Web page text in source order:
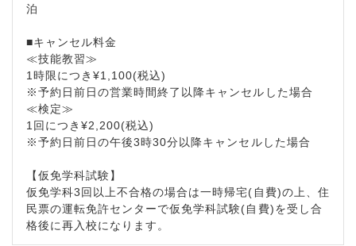
泊
■キャンセル料金
≪技能教習≫
1時限につき¥1,100(税込)
※予約日前日の営業時間終了以降キャンセルした場合
≪検定≫
1回につき¥2,200(税込)
※予約日前日の午後3時30分以降キャンセルした場合
【仮免学科試験】
仮免学科3回以上不合格の場合は一時帰宅(自費)の上、住
民票の運転免許センターで仮免学科試験(自費)を受し合
格後に再入校になります。